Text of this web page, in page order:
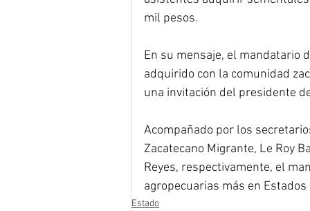
mil pesos.
En su mensaje, el mandatario
adquirido con la comunidad
una invitación del presidente
Acompañado por los
Zacatecano Migrante, Le Roy
Reyes, respectivamente, el
agropecuarias más en
Estado